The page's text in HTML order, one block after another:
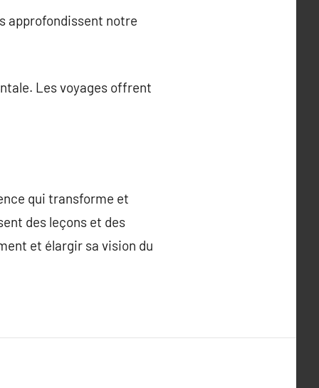
approfondissent notre
Les voyages offrent
qui transforme et
des leçons et des
et élargir sa vision du